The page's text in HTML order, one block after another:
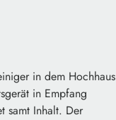
in dem Hochhaus
in Empfang
samt Inhalt. Der